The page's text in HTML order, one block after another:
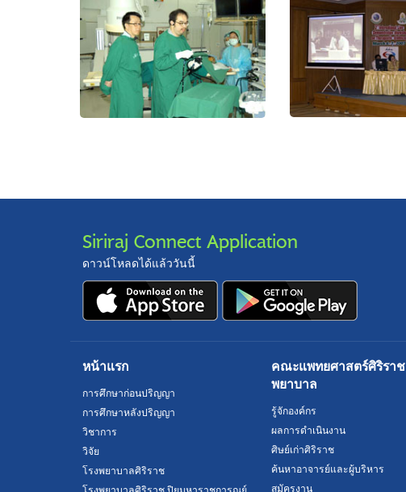
Siriraj Connect Application
ดาวน์โหลดได้แล้ววันนี้
หน้าแรก
การศึกษาก่อนปริญญา
การศึกษาหลังปริญญา
วิชาการ
วิจัย
โรงพยาบาลศิริราช
คณะแพทยศาสตร์ศิริราช
พยาบาล
รู้จักองค์กร
ผลการดำเนินงาน
ศิษย์เก่าศิริราช
ค้นหาอาจารย์และผู้บริหาร
สมัครงาน